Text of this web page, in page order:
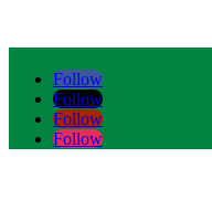
Follow
Follow
Follow
Follow